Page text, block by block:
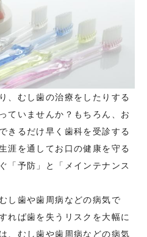
、むし歯の治療をしたりする
ていませんか？もちろん、お
きるだけ早く歯科を受診する
涯を通してお口の健康を守る
「予防」と「メインテナンス
し歯や歯周病などの病気で
れば歯を失うリスクを大幅に
、むし歯や歯周病などの病気